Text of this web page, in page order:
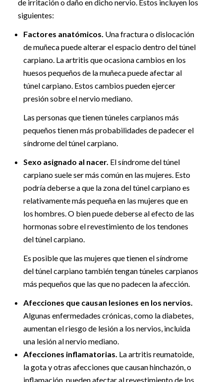
de irritación o daño en dicho nervio. Estos incluyen los
siguientes:
Factores anatómicos. Una fractura o dislocación
de muñeca puede alterar el espacio dentro del túnel
carpiano. La artritis que ocasiona cambios en los
huesos pequeños de la muñeca puede afectar al
túnel carpiano. Estos cambios pueden ejercer
presión sobre el nervio mediano.
Las personas que tienen túneles carpianos más
pequeños tienen más probabilidades de padecer el
síndrome del túnel carpiano.
Sexo asignado al nacer. El síndrome del túnel
carpiano suele ser más común en las mujeres. Esto
podría deberse a que la zona del túnel carpiano es
relativamente más pequeña en las mujeres que en
los hombres. O bien puede deberse al efecto de las
hormonas sobre el revestimiento de los tendones
del túnel carpiano.
Es posible que las mujeres que tienen el síndrome
del túnel carpiano también tengan túneles carpianos
más pequeños que las que no padecen la afección.
Afecciones que causan lesiones en los nervios.
Algunas enfermedades crónicas, como la diabetes,
aumentan el riesgo de lesión a los nervios, incluida
una lesión al nervio mediano.
Afecciones inflamatorias. La artritis reumatoide,
la gota y otras afecciones que causan hinchazón, o
inflamación, pueden afectar al revestimiento de los